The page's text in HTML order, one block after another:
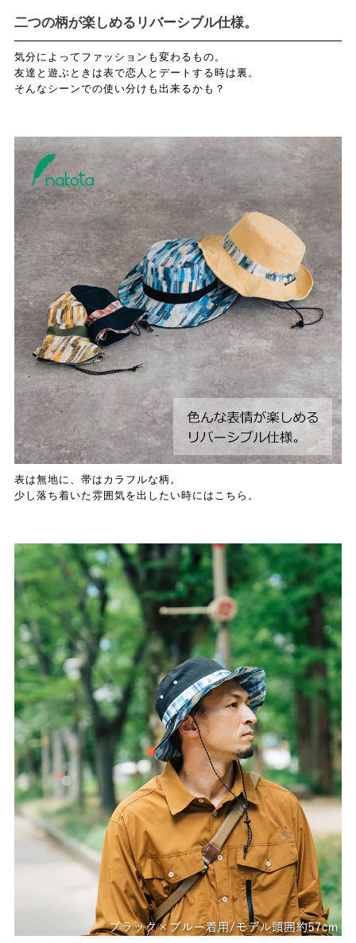
二つの柄が楽しめるリバーシブル仕様。
気分によってファッションも変わるもの。
友達と遊ぶときは表で恋人とデートする時は裏。
そんなシーンでの使い分けも出来るかも？
表は無地に、帯はカラフルな柄。
少し落ち着いた雰囲気を出したい時にはこちら。